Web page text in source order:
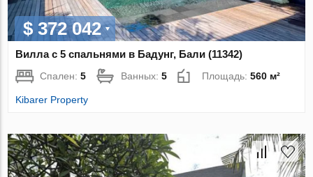
$ 372 042
Вилла с 5 спальнями в Бадунг, Бали (11342)
Спален:5 Ванных:5 Площадь:560 м²
Kibarer Property